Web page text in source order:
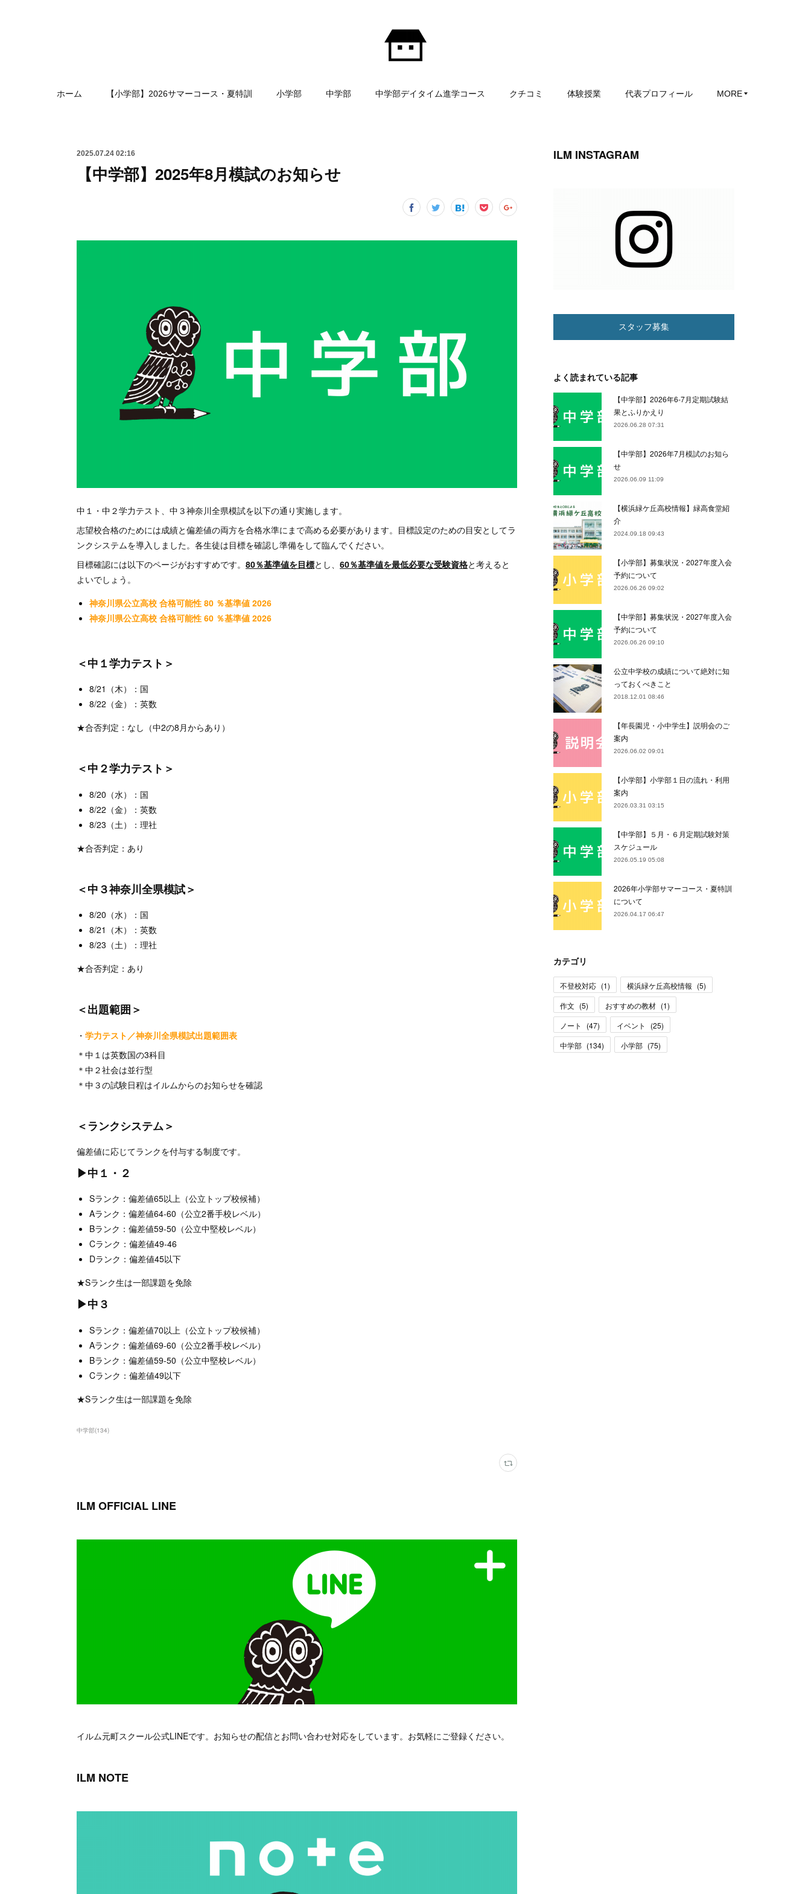
ホーム 【小学部】2026サマーコース・夏特訓 小学部 中学部 中学部デイタイム進学コース クチコミ 体験授業 代表プロフィール MORE
2025.07.24 02:16
【中学部】2025年8月模試のお知らせ
中１・中２学力テスト、中３神奈川全県模試を以下の通り実施します。
志望校合格のためには成績と偏差値の両方を合格水準にまで高める必要があります。目標設定のための目安としてラ
ンクシステムを導入しました。各生徒は目標を確認し準備をして臨んでください。
目標確認には以下のページがおすすめです。 80％基準値を目標とし、 60％基準値を最低必要な受験資格と考えると
よいでしょう。
神奈川県公立高校 合格可能性 80 ％基準値 2026
神奈川県公立高校 合格可能性 60 ％基準値 2026
＜中１学力テスト＞
8/21（木）：国
8/22（金）：英数
★合否判定：なし（中2の8月からあり）
＜中２学力テスト＞
8/20（水）：国
8/22（金）：英数
8/23（土）：理社
★合否判定：あり
＜中３神奈川全県模試＞
8/20（水）：国
8/21（木）：英数
8/23（土）：理社
★合否判定：あり
＜出題範囲＞
・ 学力テスト／神奈川全県模試出題範囲表
＊中１は英数国の3科目
＊中２社会は並行型
＊中３の試験日程はイルムからのお知らせを確認
＜ランクシステム＞
偏差値に応じてランクを付与する制度です。
▶中１・２
Sランク：偏差値65以上（公立トップ校候補）
Aランク：偏差値64-60（公立2番手校レベル）
Bランク：偏差値59-50（公立中堅校レベル）
Cランク：偏差値49-46
Dランク：偏差値45以下
★Sランク生は一部課題を免除
▶中３
Sランク：偏差値70以上（公立トップ校候補）
Aランク：偏差値69-60（公立2番手校レベル）
Bランク：偏差値59-50（公立中堅校レベル）
Cランク：偏差値49以下
★Sランク生は一部課題を免除
中学部(134)
ILM OFFICIAL LINE
イルム元町スクール公式LINEです。お知らせの配信とお問い合わせ対応をしています。お気軽にご登録ください。
ILM NOTE
ILM INSTAGRAM
スタッフ募集
よく読まれている記事
【中学部】2026年6-7月定期試験結
果とふりかえり
2026.06.28 07:31
【中学部】2026年7月模試のお知ら
せ
2026.06.09 11:09
【横浜緑ケ丘高校情報】緑高食堂紹
介
2024.09.18 09:43
【小学部】募集状況・2027年度入会
予約について
2026.06.26 09:02
【中学部】募集状況・2027年度入会
予約について
2026.06.26 09:10
公立中学校の成績について絶対に知
っておくべきこと
2018.12.01 08:46
【年長園児・小中学生】説明会のご
案内
2026.06.02 09:01
【小学部】小学部１日の流れ・利用
案内
2026.03.31 03:15
【中学部】５月・６月定期試験対策
スケジュール
2026.05.19 05:08
2026年小学部サマーコース・夏特訓
について
2026.04.17 06:47
カテゴリ
不登校対応 (1) 横浜緑ケ丘高校情報 (5)
作文 (5) おすすめの教材 (1)
ノート
(47) イベント (25)
中学部 (134) 小学部 (75)